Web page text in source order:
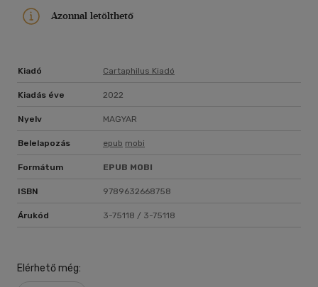
Azonnal letölthető
Kiadó Cartaphilus Kiadó
Kiadás éve 2022
Nyelv MAGYAR
Belelapozás epub mobi
Formátum EPUB MOBI
ISBN 9789632668758
Árukód 3-75118 / 3-75118
Elérhető még: